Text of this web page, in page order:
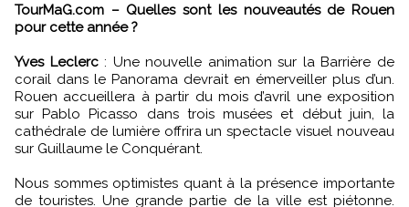
TourMaG.com – Quelles sont les nouveautés de Rouen
pour cette année ?
Yves Leclerc: Une nouvelle animation sur la Barrière de
corail dans le Panorama devrait en émerveiller plus d’un.
Rouen accueillera à partir du mois d’avril une exposition
sur Pablo Picasso dans trois musées et début juin, la
cathédrale de lumière offrira un spectacle visuel nouveau
sur Guillaume le Conquérant.
Nous sommes optimistes quant à la présence importante
de touristes. Une grande partie de la ville est piétonne.